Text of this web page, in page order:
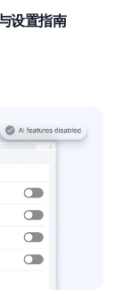
设置指南